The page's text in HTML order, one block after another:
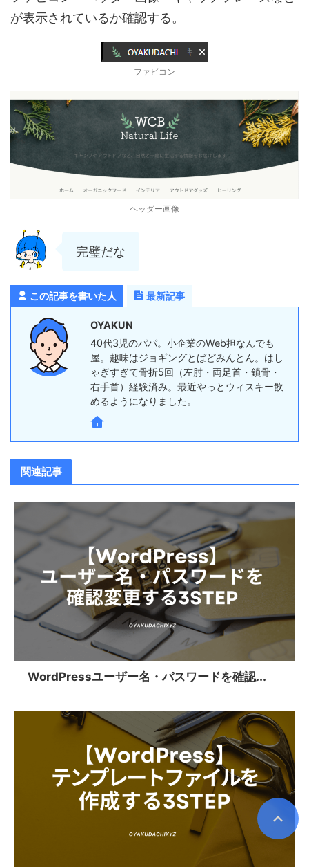
が表示されているか確認する。
ファビコン
ヘッダー画像
完璧だな
この記事を書いた人 最新記事
OYAKUN
40代3児のパパ。小企業のWeb担なんでも
屋。趣味はジョギングとばどみんとん。はし
ゃぎすぎて骨折5回（左肘・両足首・鎖骨・
右手首）経験済み。最近やっとウィスキー飲
めるようになりました。
関連記事
WordPressユーザー名・パスワードを確認...